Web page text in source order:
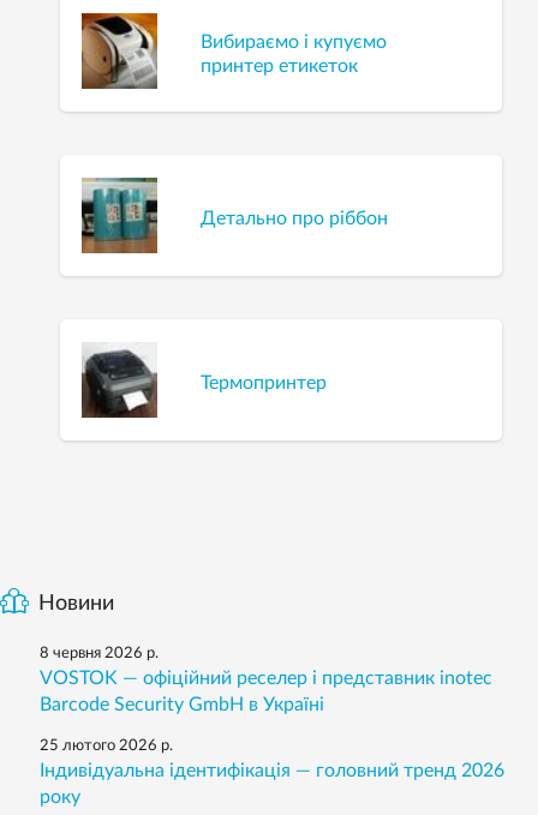
Вибираємо і купуємо
принтер етикеток
Детально про ріббон
Термопринтер
Новини
8 червня 2026 р.
VOSTOK — офіційний реселер і представник inotec
Barcode Security GmbH в Україні
25 лютого 2026 р.
Індивідуальна ідентифікація — головний тренд 2026
року